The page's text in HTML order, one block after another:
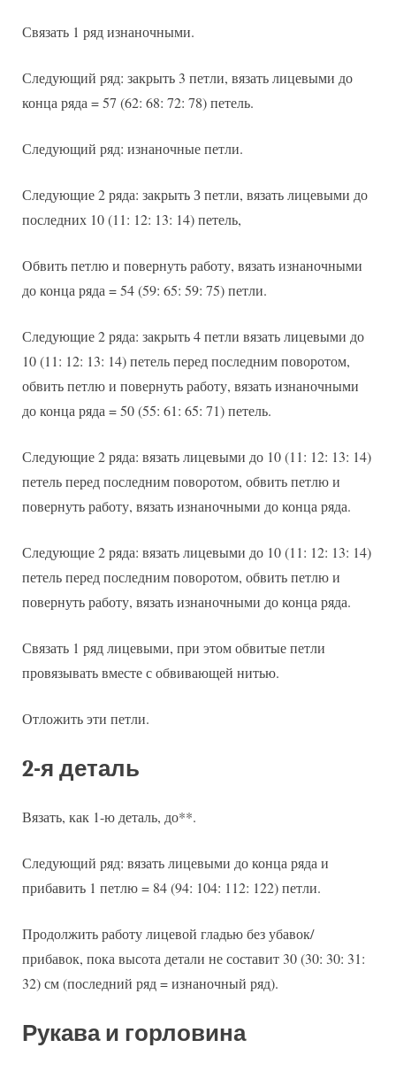
Связать 1 ряд изнаночными.
Следующий ряд: закрыть 3 петли, вязать лицевыми до
конца ряда = 57 (62: 68: 72: 78) петель.
Следующий ряд: изнаночные петли.
Следующие 2 ряда: закрыть З петли, вязать лицевыми до
последних 10 (11: 12: 13: 14) петель,
Обвить петлю и повернуть работу, вязать изнаночными
до конца ряда = 54 (59: 65: 59: 75) петли.
Следующие 2 ряда: закрыть 4 петли вязать лицевыми до
10 (11: 12: 13: 14) петель перед последним поворотом,
обвить петлю и повернуть работу, вязать изнаночными
до конца ряда = 50 (55: 61: 65: 71) петель.
Следующие 2 ряда: вязать лицевыми до 10 (11: 12: 13: 14)
петель перед последним поворотом, обвить петлю и
повернуть работу, вязать изнаночными до конца ряда.
Следующие 2 ряда: вязать лицевыми до 10 (11: 12: 13: 14)
петель перед последним поворотом, обвить петлю и
повернуть работу, вязать изнаночными до конца ряда.
Связать 1 ряд лицевыми, при этом обвитые петли
провязывать вместе с обвивающей нитью.
Отложить эти петли.
2-я деталь
Вязать, как 1-ю деталь, до**.
Следующий ряд: вязать лицевыми до конца ряда и
прибавить 1 петлю = 84 (94: 104: 112: 122) петли.
Продолжить работу лицевой гладью без убавок/
прибавок, пока высота детали не составит 30 (30: 30: 31:
32) см (последний ряд = изнаночный ряд).
Рукава и горловина